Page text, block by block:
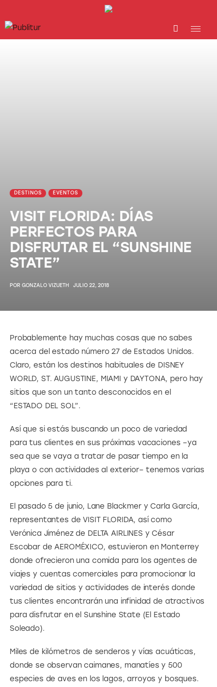
INICIO
DESTINOS EVENTOS
VISIT FLORIDA: DÍAS
PERFECTOS PARA
DISFRUTAR EL “SUNSHINE
STATE”
POR GONZALO VIZUETH JULIO 22, 2018
Probablemente hay muchas cosas que no sabes
acerca del estado número 27 de Estados Unidos.
Claro, están los destinos habituales de DISNEY
WORLD, ST. AUGUSTINE, MIAMI y DAYTONA, pero hay
sitios que son un tanto desconocidos en el
“ESTADO DEL SOL”.
Así que si estás buscando un poco de variedad
para tus clientes en sus próximas vacaciones –ya
sea que se vaya a tratar de pasar tiempo en la
playa o con actividades al exterior– tenemos varias
opciones para ti.
El pasado 5 de junio, Lane Blackmer y Carla García,
representantes de VISIT FLORIDA, así como
Verónica Jiménez de DELTA AIRLINES y César
Escobar de AEROMÉXICO, estuvieron en Monterrey
donde ofrecieron una comida para los agentes de
viajes y cuentas comerciales para promocionar la
variedad de sitios y actividades de interés donde
tus clientes encontrarán una infinidad de atractivos
para disfrutar en el Sunshine State (El Estado
Soleado).
Miles de kilómetros de senderos y vías acuáticas,
donde se observan caimanes, manatíes y 500
especies de aves en los lagos, arroyos y bosques.